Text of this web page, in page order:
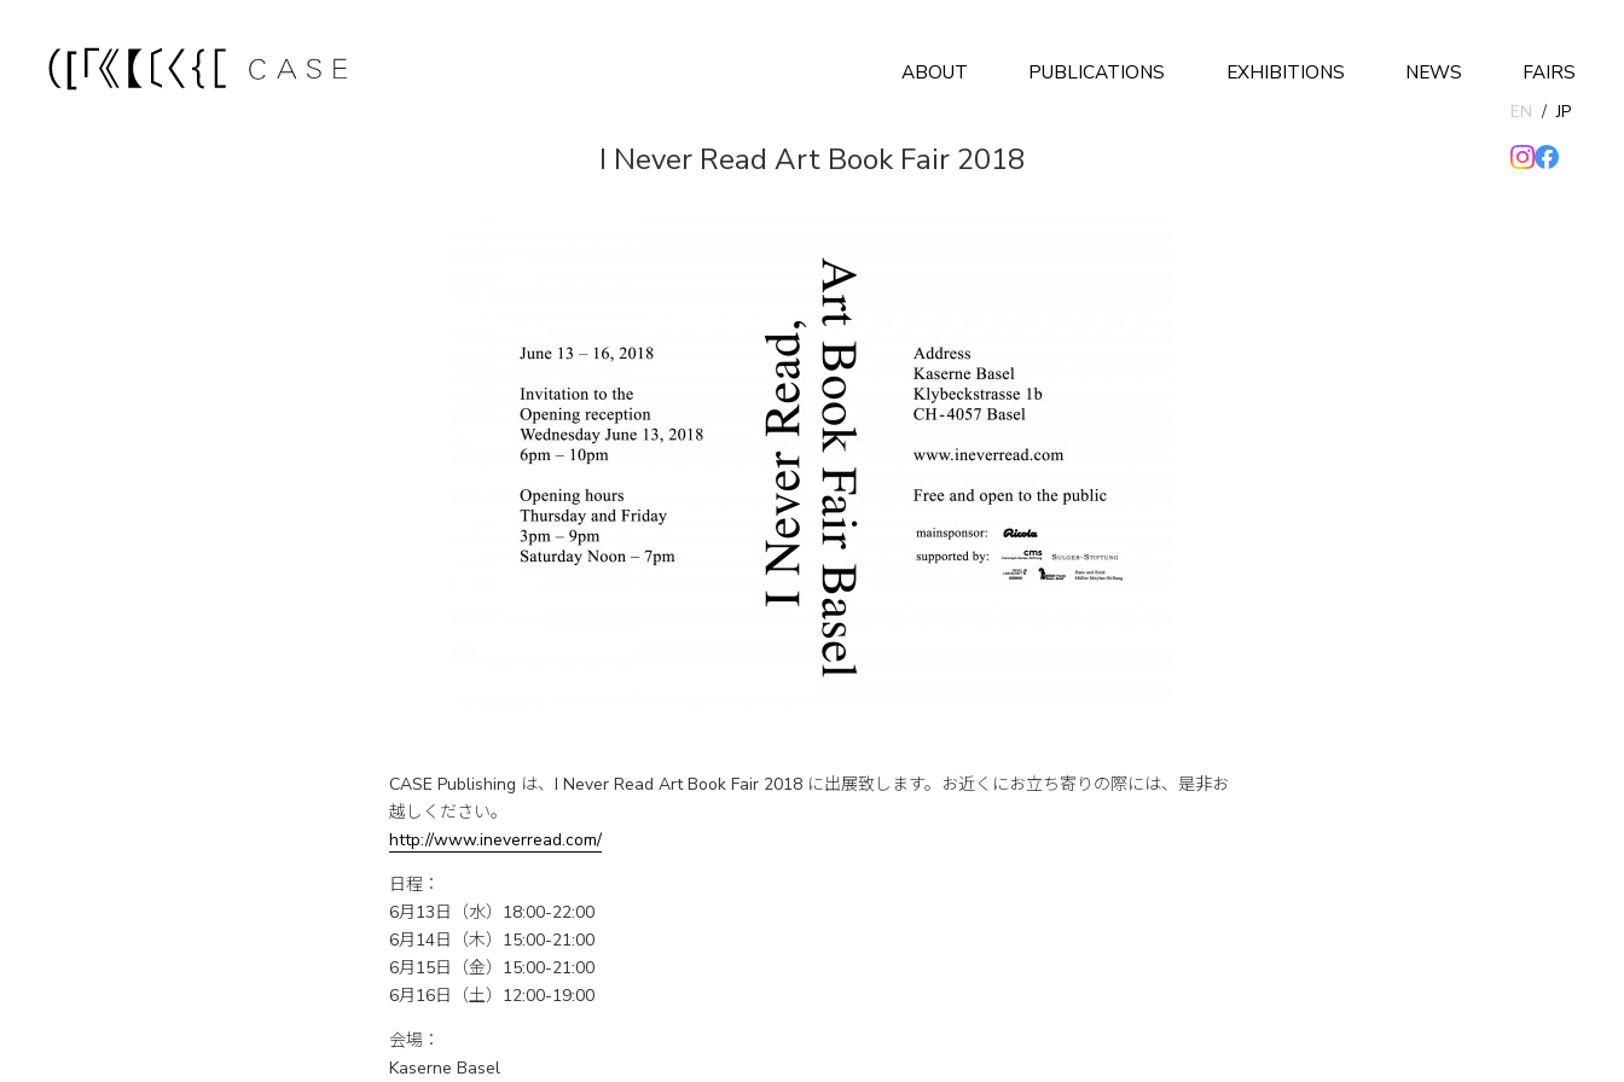
ABOUT PUBLICATIONS EXHIBITIONS NEWS FAIRS
EN / JP
I Never Read Art Book Fair 2018
CASE Publishing は、I Never Read Art Book Fair 2018 に出展致します。お近くにお立ち寄りの際には、是非お
越しください。
http://www.ineverread.com/
日程：
6月13日（水）18:00-22:00
6月14日（木）15:00-21:00
6月15日（金）15:00-21:00
6月16日（土）12:00-19:00
会場：
Kaserne Basel